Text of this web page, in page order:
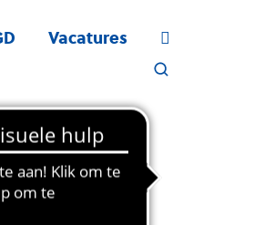
Vacatures